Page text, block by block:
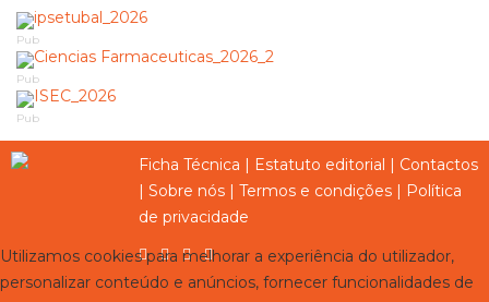
Pub
Pub
Pub
Ficha Técnica | Estatuto editorial | Contactos
| Sobre nós | Termos e condições | Política
de privacidade
Utilizamos cookies para melhorar a experiência do utilizador,
personalizar conteúdo e anúncios, fornecer funcionalidades de